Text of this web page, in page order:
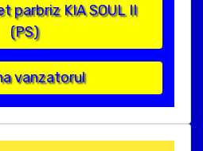
parbriz KIA SOUL II
(PS)
vanzatorul